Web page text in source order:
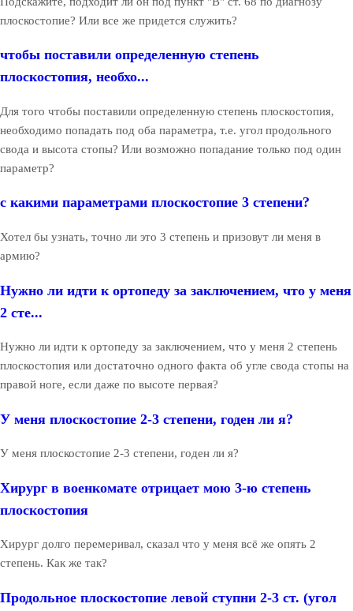
плоскостопие? Или все же придется служить?
чтобы поставили определенную степень
плоскостопия, необхо...
Для того чтобы поставили определенную степень плоскостопия,
необходимо попадать под оба параметра, т.е. угол продольного
свода и высота стопы? Или возможно попадание только под один
параметр?
с какими параметрами плоскостопие 3 степени?
Хотел бы узнать, точно ли это 3 степень и призовут ли меня в
армию?
Нужно ли идти к ортопеду за заключением, что у меня
2 сте...
Нужно ли идти к ортопеду за заключением, что у меня 2 степень
плоскостопия или достаточно одного факта об угле свода стопы на
правой ноге, если даже по высоте первая?
У меня плоскостопие 2-3 степени, годен ли я?
У меня плоскостопие 2-3 степени, годен ли я?
Хирург в военкомате отрицает мою 3-ю степень
плоскостопия
Хирург долго перемеривал, сказал что у меня всё же опять 2
степень. Как же так?
Продольное плоскостопие левой ступни 2-3 ст. (угол